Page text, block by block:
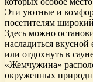
Эти уютные и
посетителям
Здесь можно
насладиться вкусной
или отдохнуть в
«Жемчужина»
окруженных